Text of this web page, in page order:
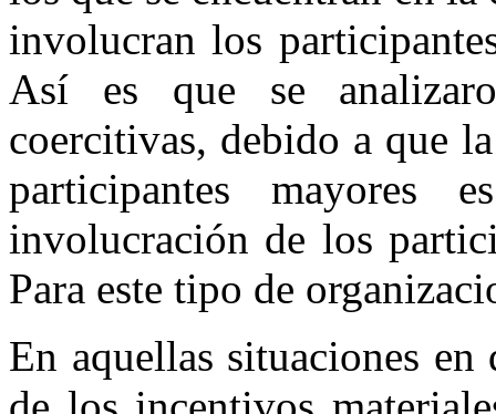
involucran los
Así es que se
coercitivas, debido a que
participantes
involucración de los
Para este tipo de
En aquellas situaciones